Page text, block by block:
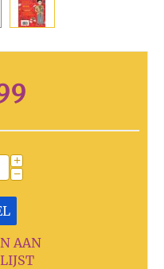
+
−
AAN